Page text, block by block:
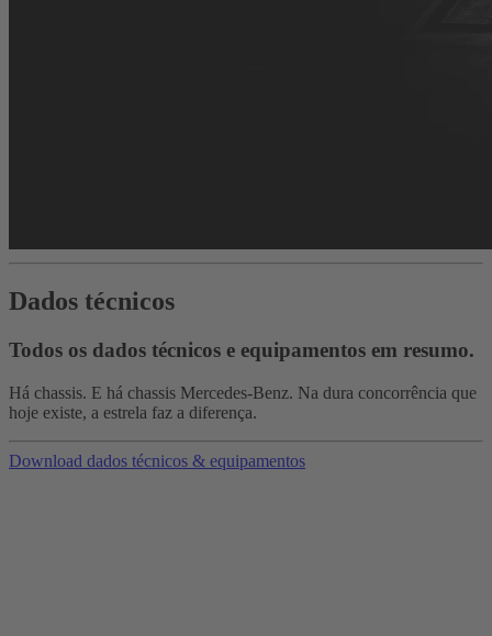
Dados técnicos
Todos os dados técnicos e equipamentos em resumo.
Há chassis. E há chassis Mercedes-Benz. Na dura concorrência que
hoje existe, a estrela faz a diferença.
Download dados técnicos & equipamentos